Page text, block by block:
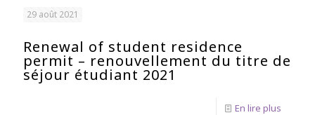
29 août 2021
Renewal of student residence
permit – renouvellement du titre de
séjour étudiant 2021
En lire plus